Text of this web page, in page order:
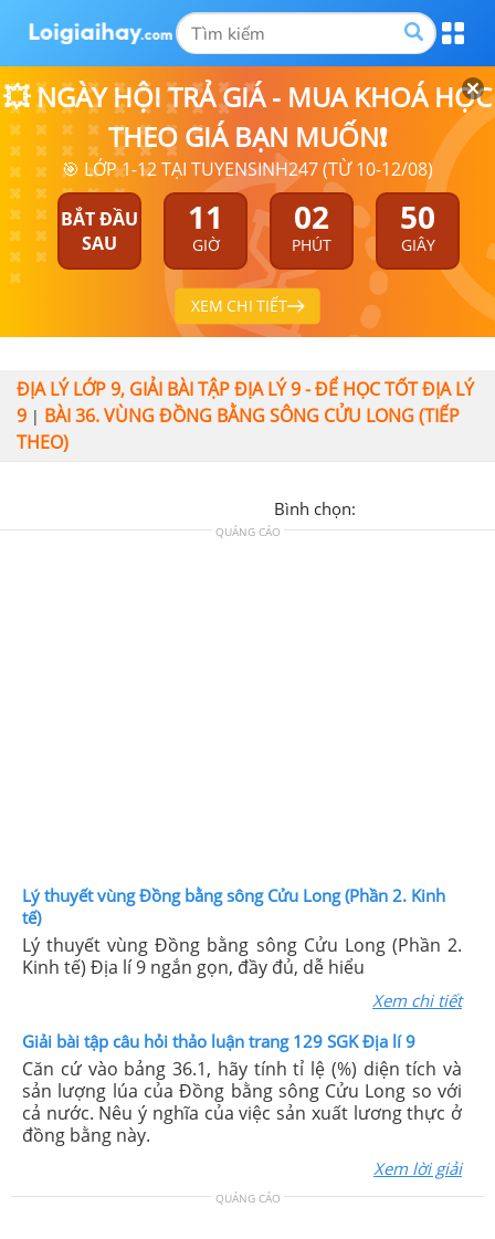
💥 NGÀY HỘI TRẢ GIÁ - MUA KHOÁ HỌC
THEO GIÁ BẠN MUỐN❗
🎯 LỚP 1-12 TẠI TUYENSINH247 (TỪ 10-12/08)
BẮT ĐẦU
SAU
11
GIỜ
02
PHÚT
50
GIÂY
XEM CHI TIẾT
ĐỊA LÝ LỚP 9, GIẢI BÀI TẬP ĐỊA LÝ 9 - ĐỂ HỌC TỐT ĐỊA LÝ
9 | BÀI 36. VÙNG ĐỒNG BẰNG SÔNG CỬU LONG (TIẾP
THEO)
Bình chọn:
QUẢNG CÁO
Lý thuyết vùng Đồng bằng sông Cửu Long (Phần 2. Kinh
tế)
Lý thuyết vùng Đồng bằng sông Cửu Long (Phần 2.
Kinh tế) Địa lí 9 ngắn gọn, đầy đủ, dễ hiểu
Xem chi tiết
Giải bài tập câu hỏi thảo luận trang 129 SGK Địa lí 9
Căn cứ vào bảng 36.1, hãy tính tỉ lệ (%) diện tích và
sản lượng lúa của Đồng bằng sông Cửu Long so với
cả nước. Nêu ý nghĩa của việc sản xuất lương thực ở
đồng bằng này.
Xem lời giải
QUẢNG CÁO